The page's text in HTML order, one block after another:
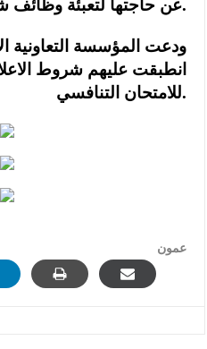
عن حاجتها لتعبئة وظائف شاغرة.
ودعت المؤسسة التعاونية
انطبقت عليهم شروط
للامتحان التنافسي.
عمون